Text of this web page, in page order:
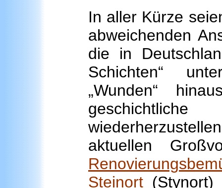
In aller Kürze
abweichenden
die in
Schichten“
„Wunden“
aktuellen
Steinort (Stynort)